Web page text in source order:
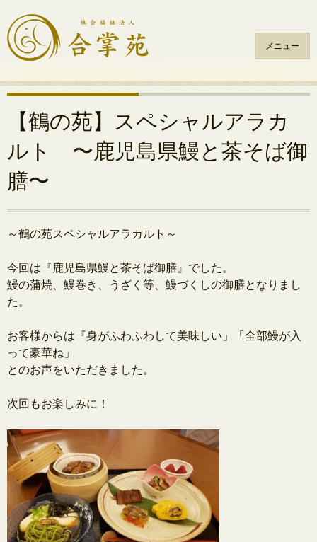
メニュー
コ
ン
ツ
へ
ス
ッ
プ
【鶴の苑】スペシャルアラカ
ルト 〜鹿児島県鰻と茶そば御
膳〜
～鶴の苑スペシャルアラカルト～
今回は『鹿児島県鰻と茶そば御膳』でした。
鰻の蒲焼、鰻巻き、うざく等、鰻づくしの御膳となりまし
た。
お客様からは『身がふわふわして美味しい」「 全部鰻が入
って豪華ね」
とのお声をいただきました。
次回もお楽しみに！